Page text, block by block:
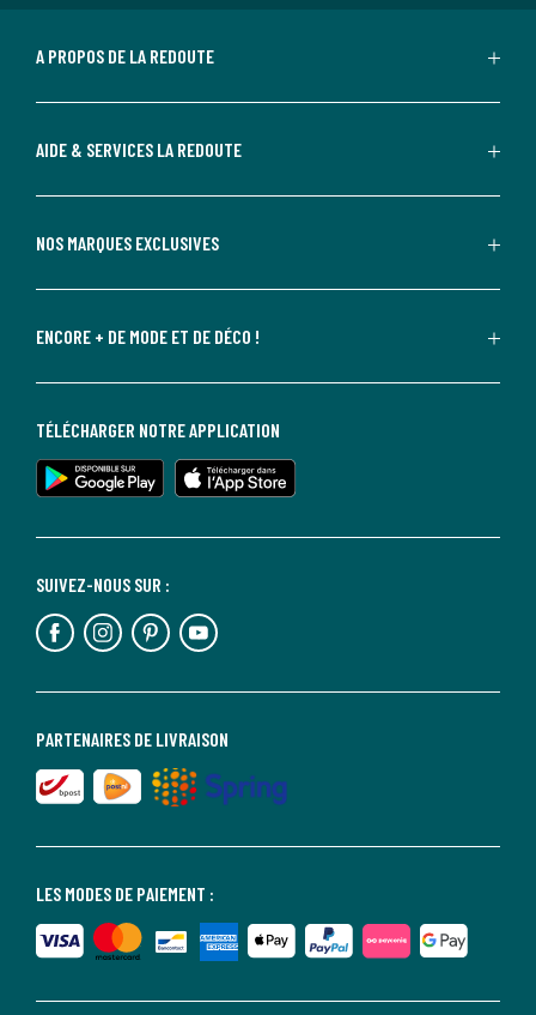
A PROPOS DE LA REDOUTE
AIDE & SERVICES LA REDOUTE
NOS MARQUES EXCLUSIVES
ENCORE + DE MODE ET DE DÉCO !
LES MODES DE PAIEMENT :
PARTENAIRES DE LIVRAISON
SUIVEZ-NOUS SUR :
TÉLÉCHARGER NOTRE APPLICATION